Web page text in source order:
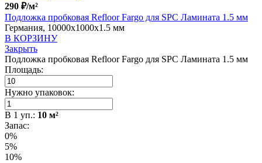
290 ₽/м²
Подложка пробковая Refloor Fargo для SPC Ламината 1.5 мм
Германия, 10000x1000x1.5 мм
В КОРЗИНУ
Закрыть
Подложка пробковая Refloor Fargo для SPC Ламината 1.5 мм
Площадь:
Нужно упаковок:
В 1 уп.: 10 м²
Запас:
0%
5%
10%